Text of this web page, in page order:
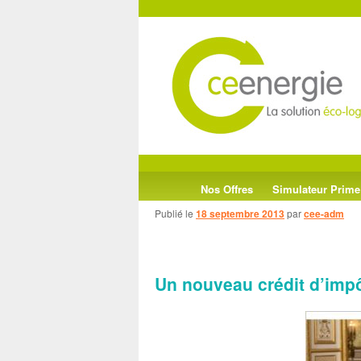
Aller
au
Aller
au
Nos Offres Simulateur
Un nouveau crédit
Publié le 18 septembre 2013parcee-adm